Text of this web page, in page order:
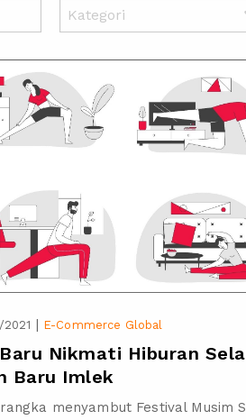
2021 E-Commerce Global
Nikmati Hiburan
Baru Imlek
menyambut Festival Musim